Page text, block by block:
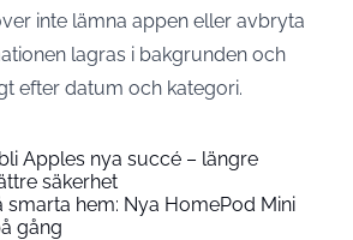
inte lämna appen eller avbryta
lagras i bakgrunden och
efter datum och kategori.
Apples nya succé – längre
säkerhet
smarta hem: Nya HomePod Mini
gång